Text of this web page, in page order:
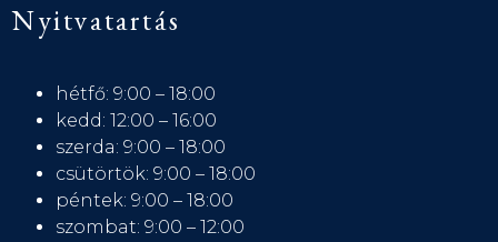
Nyitvatartás
hétfő: 9:00 – 18:00
kedd: 12:00 – 16:00
szerda: 9:00 – 18:00
csütörtök: 9:00 – 18:00
péntek: 9:00 – 18:00
szombat: 9:00 – 12:00